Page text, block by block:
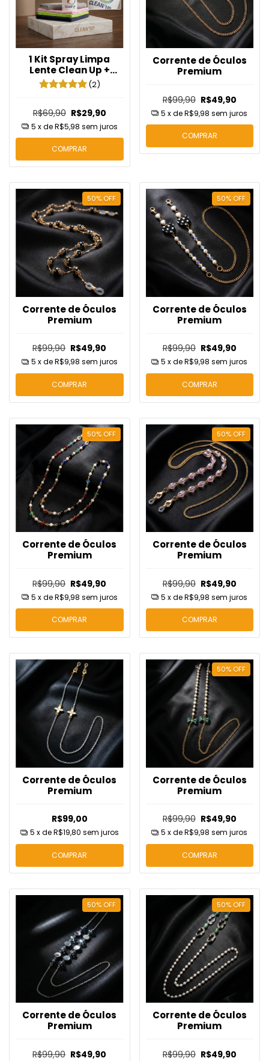
1 Kit Spray Limpa
Lente Clean Up +
Flanela Mágica
(2)
R$69,90 R$29,90
5 x deR$5,98 sem juros
COMPRAR
Corrente de Óculos
Premium
R$99,90 R$49,90
5 x deR$9,98 sem juros
COMPRAR
50% OFF
Corrente de Óculos
Premium
R$99,90 R$49,90
5 x deR$9,98 sem juros
COMPRAR
50% OFF
Corrente de Óculos
Premium
R$99,90 R$49,90
5 x deR$9,98 sem juros
COMPRAR
50% OFF
Corrente de Óculos
Premium
R$99,90 R$49,90
5 x deR$9,98 sem juros
COMPRAR
50% OFF
Corrente de Óculos
Premium
R$99,90 R$49,90
5 x deR$9,98 sem juros
COMPRAR
Corrente de Óculos
Premium
R$99,00
5 x deR$19,80 sem juros
COMPRAR
50% OFF
Corrente de Óculos
Premium
R$99,90 R$49,90
5 x deR$9,98 sem juros
COMPRAR
50% OFF
Corrente de Óculos
Premium
R$99,90 R$49,90
50% OFF
Corrente de Óculos
Premium
R$99,90 R$49,90